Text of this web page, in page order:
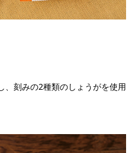
、刻みの2種類のしょうがを使用